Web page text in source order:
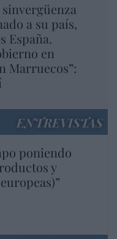
sinvergüenza
a su país,
España.
en
Marruecos”:
ENTREVISTAS
poniendo
y